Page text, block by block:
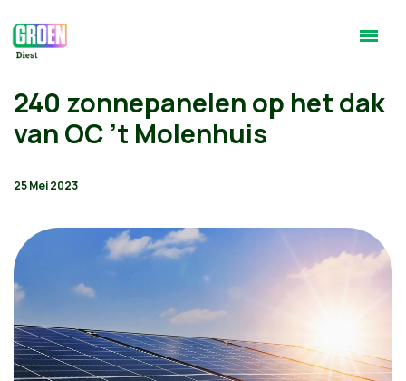
240 zonnepanelen op het dak
van OC ’t Molenhuis
25 Mei 2023